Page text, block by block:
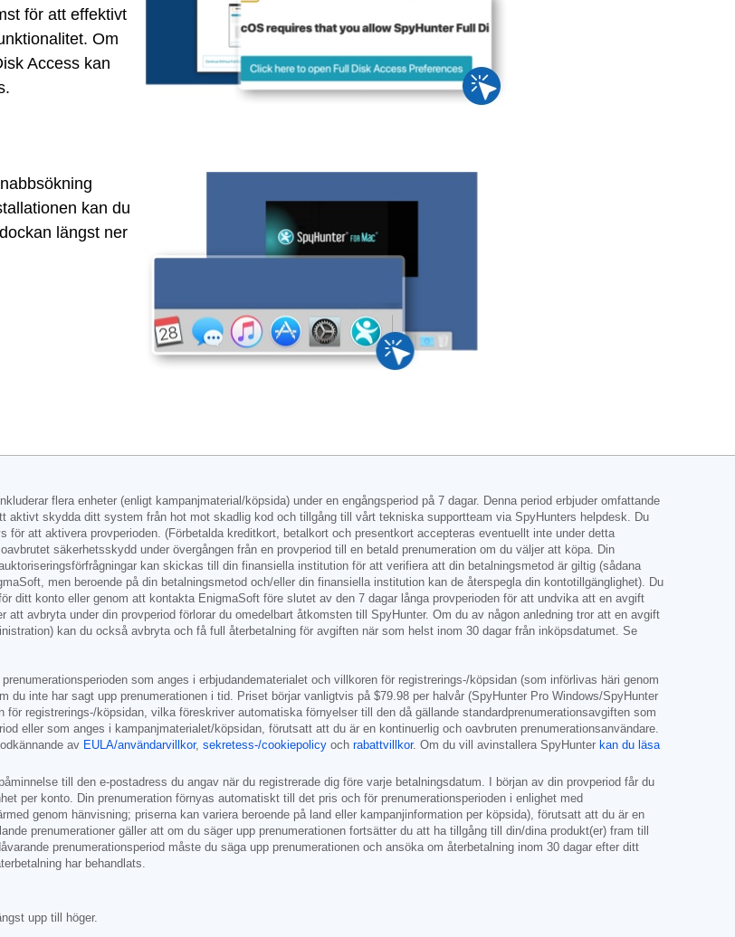
för att effektivt
Om
Access kan
kan du
längst ner
flera enheter (enligt kampanjmaterial/köpsida) under en engångsperiod på 7 dagar. Denna period erbjuder omfattande
skydda ditt system från hot mot skadlig kod och tillgång till vårt tekniska supportteam via SpyHunters helpdesk. Du
att aktivera provperioden. (Förbetalda kreditkort, betalkort och presentkort accepteras eventuellt inte under detta
säkerhetsskydd under övergången från en provperiod till en betald prenumeration om du väljer att köpa. Din
kan skickas till din finansiella institution för att verifiera att din betalningsmetod är giltig (sådana
men beroende på din betalningsmetod och/eller din finansiella institution kan de återspegla din kontotillgänglighet). Du
ditt konto eller genom att kontakta EnigmaSoft före slutet av den 7 dagar långa provperioden för att undvika att en avgift
avbryta under din provperiod förlorar du omedelbart åtkomsten till SpyHunter. Om du av någon anledning tror att en avgift
kan du också avbryta och få full återbetalning för avgiften när som helst inom 30 dagar från inköpsdatumet. Se
som anges i erbjudandematerialet och villkoren för registrerings-/köpsidan (som införlivas häri genom
du inte har sagt upp prenumerationen i tid. Priset börjar vanligtvis på $79.98 per halvår (SpyHunter Pro Windows/SpyHunter
för registrerings-/köpsidan, vilka föreskriver automatiska förnyelser till den då gällande standardprenumerationsavgiften som
eller som anges i kampanjmaterialet/köpsidan, förutsatt att du är en kontinuerlig och oavbruten prenumerationsanvändare.
av EULA/användarvillkor, sekretess-/cookiepolicy och rabattvillkor. Om du vill avinstallera SpyHunter kan du läsa
till den e-postadress du angav när du registrerade dig före varje betalningsdatum. I början av din provperiod får du
per konto. Din prenumeration förnyas automatiskt till det pris och för prenumerationsperioden i enlighet med
genom hänvisning; priserna kan variera beroende på land eller kampanjinformation per köpsida), förutsatt att du är en
prenumerationer gäller att om du säger upp prenumerationen fortsätter du att ha tillgång till din/dina produkt(er) fram till
prenumerationsperiod måste du säga upp prenumerationen och ansöka om återbetalning inom 30 dagar efter ditt
har behandlats.
upp till höger.